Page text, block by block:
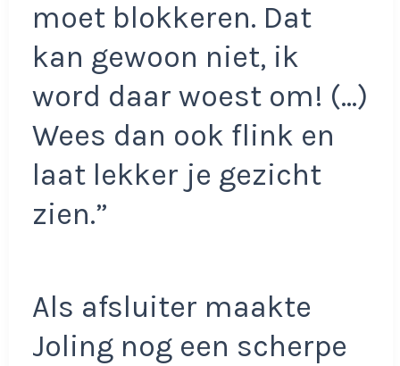
moet blokkeren. Dat
kan gewoon niet, ik
word daar woest om! (…)
Wees dan ook flink en
laat lekker je gezicht
zien.”
Als afsluiter maakte
Joling nog een scherpe